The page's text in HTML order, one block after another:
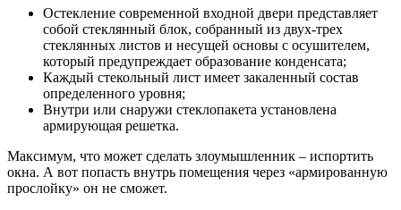
Остекление современной входной двери представляет
собой стеклянный блок, собранный из двух-трех
стеклянных листов и несущей основы с осушителем,
который предупреждает образование конденсата;
Каждый стекольный лист имеет закаленный состав
определенного уровня;
Внутри или снаружи стеклопакета установлена
армирующая решетка.
Максимум, что может сделать злоумышленник – испортить
окна. А вот попасть внутрь помещения через «армированную
прослойку» он не сможет.